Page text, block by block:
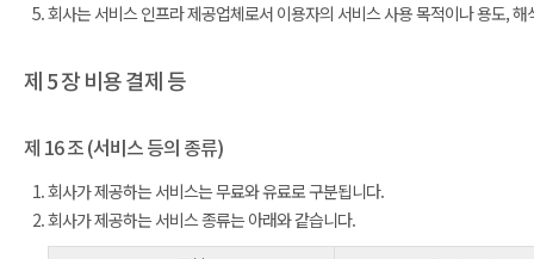
회사는 서비스 인프라 제공업체로서 이용자의 서비스 사용 목적이나 용도,
제 5 장 비용 결제 등
제 16 조 (서비스 등의 종류)
회사가 제공하는 서비스는 무료와 유료로 구분됩니다.
회사가 제공하는 서비스 종류는 아래와 같습니다.